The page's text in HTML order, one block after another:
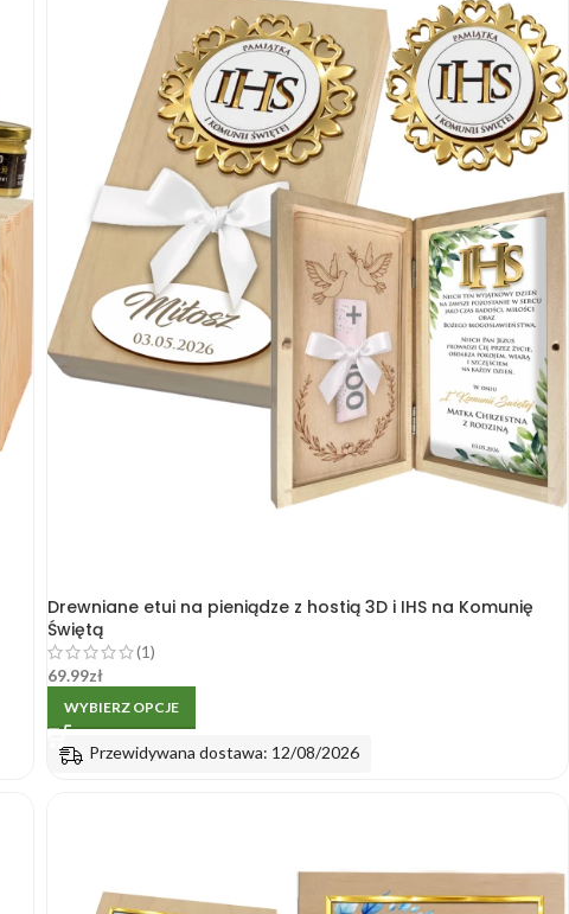
Drewniane etui na pieniądze z hostią 3D i IHS na Komunię
Świętą
(1)
69.99zł
WYBIERZ OPCJE
Przewidywana dostawa: 12/08/2026